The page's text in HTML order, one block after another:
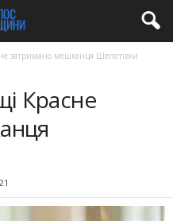
затримано мешканця Шепетівки
Красне